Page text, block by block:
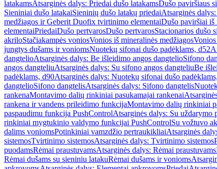
latakamsAtsarginės dalys: Priedai dušo latakamsDušo paviršiaus
Sieniniai dušo latakaiSieninių dušo latakų priedaiAtsarginės
medžiagos ir Geberit Duofix tvirtinimo elementaiDušo paviršiai iš
elementaiPriedaiDušo pertvarosDušo pertvarosStacionarios dušo
akriloStačiakampės voniosVonios iš mineralinės medžiagos
jungtys dušams ir voniomsNuotekų sifonai dušo padėklams, d52
dangtelioAtsarginės dalys: Be išleidimo angos dangtelioSifono
angos dangteliuAtsarginės dalys: Su sifono angos dangteliuBe
padėklams, d90Atsarginės dalys: Nuotekų sifonai dušo
dangtelioSifono dangtelisAtsarginės dalys: Sifono dangtelis
rankenaMontavimo dalių rinkiniai pasukamajai rankenai
rankena ir vandens prileidimo funkcijaMontavimo dalių rinkiniai
paspaudimu funkcija PushControlAtsarginės dalys: Su uždarymo
rinkiniai mygtukinio valdymo funkcijai PushControlSu vožtuvo
dalims voniomsPotinkiniai vamzdžio pertraukikliaiAtsarginės
sistemosTvirtinimo sistemosAtsarginės dalys: Tvirtinimo sistemos
puodamsRėmai praustuvamsAtsarginės dalys: Rėmai praustuvams
Rėmai dušams su sieniniu latakuRėmai dušams ir vonioms